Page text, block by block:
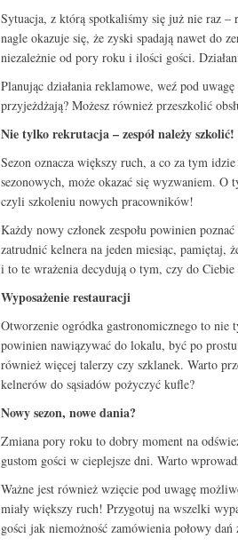
Sytuacja, z którą spotkaliśmy się już nie raz –
nagle okazuje się, że zyski spadają nawet do
niezależnie od pory roku i ilości gości.
Planując działania reklamowe, weź pod
przyjeżdżają? Możesz również przeszkolić
Nie tylko rekrutacja – zespół należy szkolić!
Sezon oznacza większy ruch, a co za tym
sezonowych, może okazać się wyzwaniem.
czyli szkoleniu nowych pracowników!
Każdy nowy członek zespołu powinien
zatrudnić kelnera na jeden miesiąc, pamiętaj,
i to te wrażenia decydują o tym, czy do
Wyposażenie restauracji
Otworzenie ogródka gastronomicznego to
powinien nawiązywać do lokalu, być po
również więcej talerzy czy szklanek. Warto
kelnerów do sąsiadów pożyczyć kufle?
Nowy sezon, nowe dania?
Zmiana pory roku to dobry moment na
gustom gości w cieplejsze dni. Warto
Ważne jest również wzięcie pod uwagę
miały większy ruch! Przygotuj na wszelki
gości jak niemożność zamówienia połowy dań